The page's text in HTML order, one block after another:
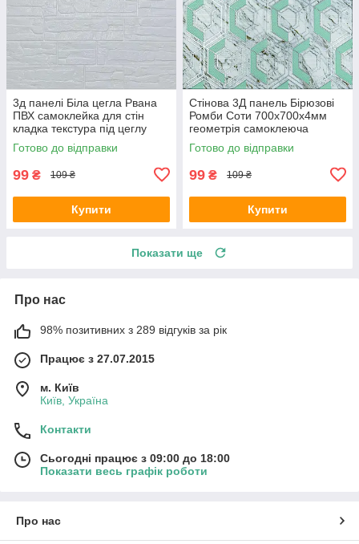
3д панелі Біла цегла Рвана
ПВХ самоклейка для стін
кладка текстура під цеглу
700x770x5мм (155) SW-
00000484
Готово до відправки
99 ₴ 109 ₴
Купити
Стінова 3Д панель Бірюзові
Ромби Соти 700х700х4мм
геометрія самоклеюча
декоративна для стін SW-
00002006
Готово до відправки
99 ₴ 109 ₴
Купити
Показати ще
Про нас
98% позитивних з 289 відгуків за рік
Працює з 27.07.2015
м. Київ
Київ, Україна
Контакти
Сьогодні працює з 09:00 до 18:00
Показати весь графік роботи
Про нас